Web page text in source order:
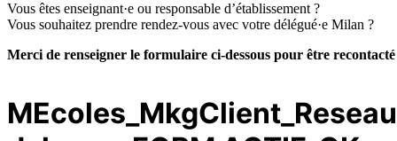
Vous êtes enseignant·e ou responsable d’établissement ?
Vous souhaitez prendre rendez-vous avec votre délégué·e Milan ?
Merci de renseigner le formulaire ci-dessous pour être